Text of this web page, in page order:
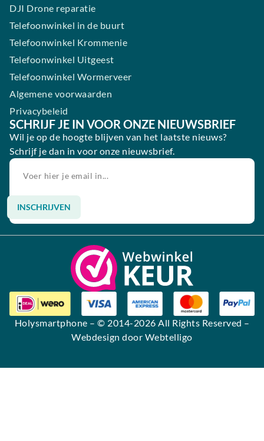
DJI Drone reparatie
Telefoonwinkel in de buurt
Telefoonwinkel Krommenie
Telefoonwinkel Uitgeest
Telefoonwinkel Wormerveer
Algemene voorwaarden
Privacybeleid
SCHRIJF JE IN VOOR ONZE NIEUWSBRIEF
Wil je op de hoogte blijven van het laatste nieuws?
Schrijf je dan in voor onze nieuwsbrief.
INSCHRIJVEN
Alternative:
Holysmartphone – © 2014-2026 All Rights Reserved –
Webdesign door Webtelligo